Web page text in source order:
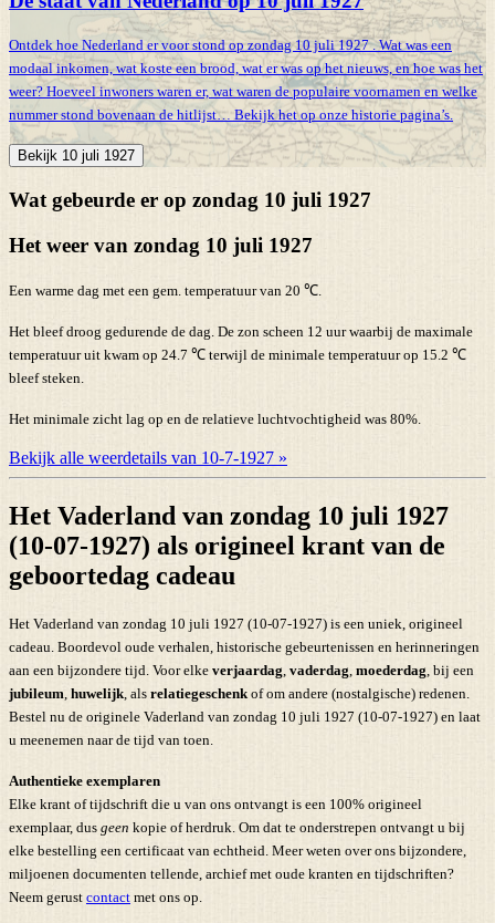
Ontdek hoe Nederland er voor stond op zondag 10 juli 1927 . Wat was een
modaal inkomen, wat koste een brood, wat er was op het nieuws, en hoe was het
weer? Hoeveel inwoners waren er, wat waren de populaire voornamen en welke
nummer stond bovenaan de hitlijst… Bekijk het op onze historie pagina’s.
Bekijk 10 juli 1927
Wat gebeurde er op zondag 10 juli 1927
Het weer van zondag 10 juli 1927
Een warme dag met een gem. temperatuur van 20 ℃.
Het bleef droog gedurende de dag. De zon scheen 12 uur waarbij de maximale
temperatuur uit kwam op 24.7 ℃ terwijl de minimale temperatuur op 15.2 ℃
bleef steken.
Het minimale zicht lag op en de relatieve luchtvochtigheid was 80%.
Bekijk alle weerdetails van 10-7-1927 »
Het Vaderland van zondag 10 juli 1927
(10-07-1927) als origineel krant van de
geboortedag cadeau
Het Vaderland van zondag 10 juli 1927 (10-07-1927) is een uniek, origineel
cadeau. Boordevol oude verhalen, historische gebeurtenissen en herinneringen
aan een bijzondere tijd. Voor elke verjaardag, vaderdag, moederdag, bij een
jubileum, huwelijk, als relatiegeschenkof om andere (nostalgische) redenen.
Bestel nu de originele Vaderland van zondag 10 juli 1927 (10-07-1927) en laat
u meenemen naar de tijd van toen.
Authentieke exemplaren
Elke krant of tijdschrift die u van ons ontvangt is een 100% origineel
exemplaar, dus geen kopie of herdruk. Om dat te onderstrepen ontvangt u bij
elke bestelling een certificaat van echtheid. Meer weten over ons bijzondere,
miljoenen documenten tellende, archief met oude kranten en tijdschriften?
Neem gerust contact met ons op.